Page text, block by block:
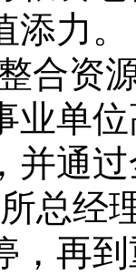
力。
合资
业单
并通
总经
，再